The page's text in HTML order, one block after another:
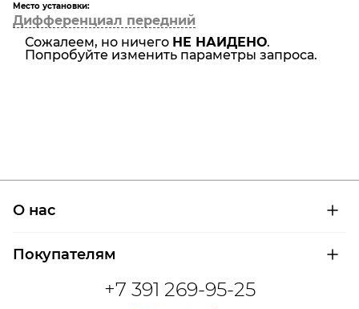
Место установки:
Дифференциал передний
Сожалеем, но ничего НЕ НАЙДЕНО.
Попробуйте изменить параметры запроса.
+7 391 269-95-25
О нас
Сертификаты на продукцию
Покупателям
Доставка и оплата
Расшифровка маркировки подшипников